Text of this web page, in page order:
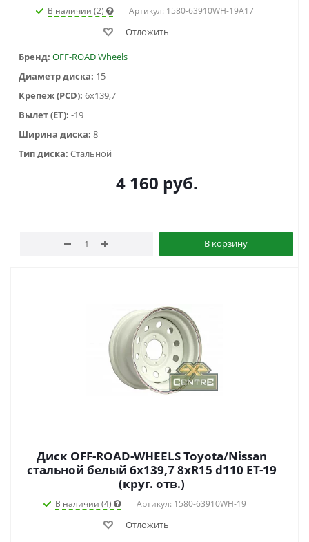
В наличии (2) Артикул: 1580-63910WH-19A17
Отложить
Бренд: OFF-ROAD Wheels
Диаметр диска: 15
Крепеж (PCD): 6x139,7
Вылет (ET): -19
Ширина диска: 8
Тип диска: Стальной
4 160 руб.
В корзину
Диск OFF-ROAD-WHEELS Toyota/Nissan
стальной белый 6x139,7 8xR15 d110 ET-19
(круг. отв.)
В наличии (4) Артикул: 1580-63910WH-19
Отложить